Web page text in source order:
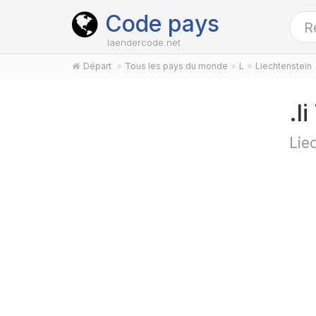
Code pays
laendercode.net
Départ Tous les pays du monde L Liechtenstein
.li